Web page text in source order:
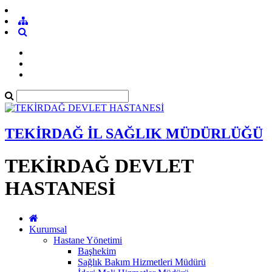
TEKİRDAĞ İL SAĞLIK MÜDÜRLÜĞÜ
TEKİRDAĞ DEVLET
HASTANESİ
Kurumsal
Hastane Yönetimi
Başhekim
Sağlık Bakım Hizmetleri Müdürü